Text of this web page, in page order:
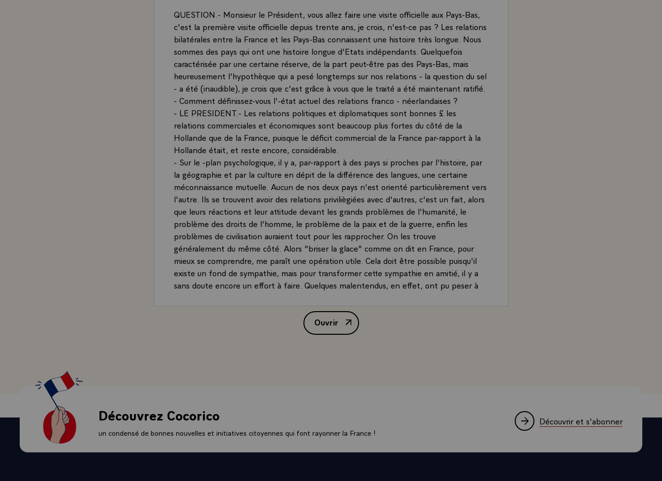
QUESTION.- Monsieur le Président, vous allez faire une visite officielle aux Pays-Bas,
c'est la première visite officielle depuis trente ans, je crois, n'est-ce pas ? Les relations
bilatérales entre la France et les Pays-Bas connaissent une histoire très longue. Nous
sommes des pays qui ont une histoire longue d'Etats indépendants. Quelquefois
caractérisée par une certaine réserve, de la part peut-être pas des Pays-Bas, mais
heureusement l'hypothèque qui a pesé longtemps sur nos relations - la question du sel
- a été (inaudible), je crois que c'est grâce à vous que le traité a été maintenant ratifié.
- Comment définissez-vous l'-état actuel des relations franco - néerlandaises ?
- LE PRESIDENT.- Les relations politiques et diplomatiques sont bonnes £ les
relations commerciales et économiques sont beaucoup plus fortes du côté de la
Hollande que de la France, puisque le déficit commercial de la France par-rapport à la
Hollande était, et reste encore, considérable.
- Sur le -plan psychologique, il y a, par-rapport à des pays si proches par l'histoire, par
la géographie et par la culture en dépit de la différence des langues, une certaine
méconnaissance mutuelle. Aucun de nos deux pays n'est orienté particulièrement vers
l'autre. Ils se trouvent avoir des relations priviliègiées avec d'autres, c'est un fait, alors
que leurs réactions et leur attitude devant les grands problèmes de l'humanité, le
problème des droits de l'homme, le problème de la paix et de la guerre, enfin les
problèmes de civilisation auraient tout pour les rapprocher. On les trouve
généralement du même côté. Alors "briser la glace" comme on dit en France, pour
mieux se comprendre, me paraît une opération utile. Cela doit être possible puisqu'il
existe un fond de sympathie, mais pour transformer cette sympathie en amitié, il y a
sans doute encore un effort à faire. Quelques malentendus, en effet, ont pu peser à
- QUESTION.- Vous connaissez la devise la République des ......... pendant le XVIIème
siècle quand les Pays-Bas étaient encore une grande puissance...
- LE PRESIDENT.- La distance entre Paris et Amsterdam n'est pas plus longue que
QUESTION.- Je voudrais parler de la psychologie. Comment expliquez-vous que la
France, à l'opposé des Pays-Bas et quelques autres pays nordiques, ne connaît guère
Ouvrir
Interview de M. François Mitterrand, Président de la République, accordée au
Découvrez Cocorico
un condensé de bonnes nouvelles et initiatives citoyennes qui font rayonner la France !
Découvrir et s'abonner